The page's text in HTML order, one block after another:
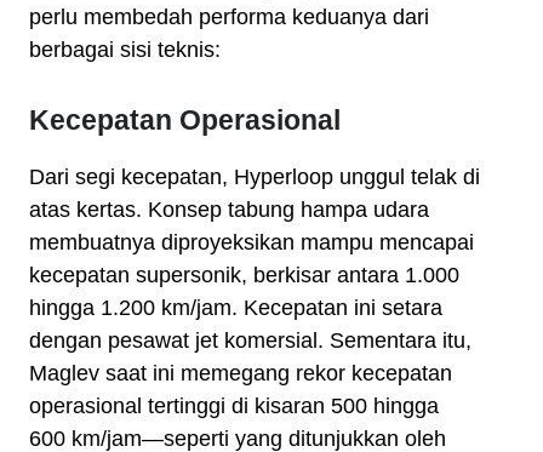
perlu membedah performa keduanya dari
berbagai sisi teknis:
Kecepatan Operasional
Dari segi kecepatan, Hyperloop unggul telak di
atas kertas. Konsep tabung hampa udara
membuatnya diproyeksikan mampu mencapai
kecepatan supersonik, berkisar antara 1.000
hingga 1.200 km/jam. Kecepatan ini setara
dengan pesawat jet komersial. Sementara itu,
Maglev saat ini memegang rekor kecepatan
operasional tertinggi di kisaran 500 hingga
600 km/jam—seperti yang ditunjukkan oleh